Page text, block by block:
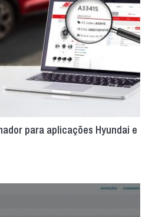
para aplicações Hyundai e